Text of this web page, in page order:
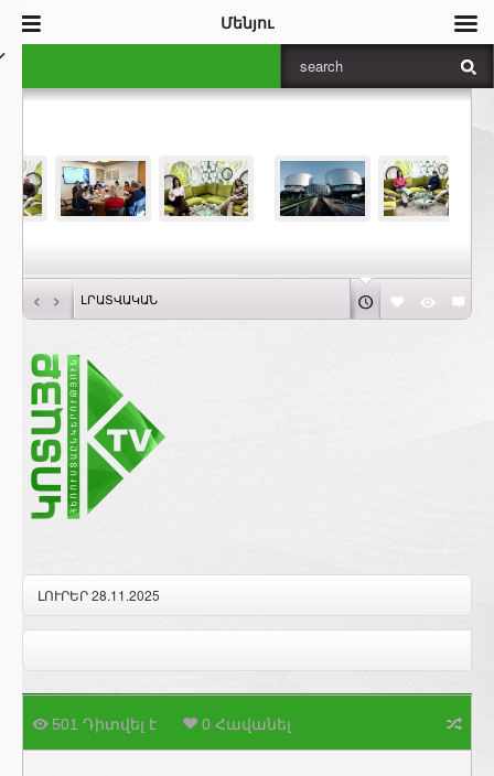
‹ › ԼՐԱՏՎԱԿԱՆ
ԼՈՒՐԵՐ 28.11.2025
501 Դիտվել է 0 Հավանել
Մենյու